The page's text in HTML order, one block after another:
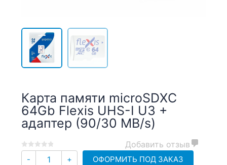
Карта памяти microSDXC
64Gb Flexis UHS-I U3 +
адаптер (90/30 MB/s)
050
Добавить отзыв
- Количество
+ ОФОРМИТЬ ПОД ЗАКАЗ